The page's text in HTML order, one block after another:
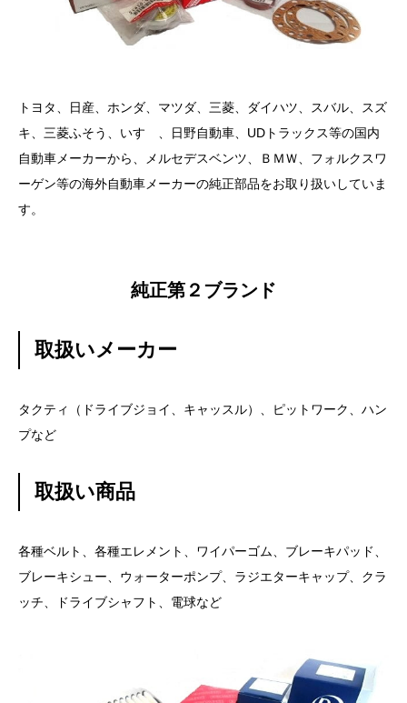
トヨタ、日産、ホンダ、マツダ、三菱、ダイハツ、スバル、スズ
キ、三菱ふそう、いすゞ、日野自動車、UDトラックス等の国内
自動車メーカーから、メルセデスベンツ、ＢＭＷ、フォルクスワ
ーゲン等の海外自動車メーカーの純正部品をお取り扱いしていま
す。
純正第２ブランド
取扱いメーカー
タクティ（ドライブジョイ、キャッスル）、ピットワーク、ハン
プなど
取扱い商品
各種ベルト、各種エレメント、ワイパーゴム、ブレーキパッド、
ブレーキシュー、ウォーターポンプ、ラジエターキャップ、クラ
ッチ、ドライブシャフト、電球など